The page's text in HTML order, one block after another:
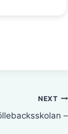
NEXT
–